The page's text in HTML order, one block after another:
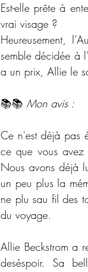
Est-elle prête à
vrai visage ?
Heureusement,
semble décidée à
a un prix, Allie le
📚📚 Mon avis :
Ce n'est déjà pas
ce que vous avez
Nous avons déjà
un peu plus la
ne plu sau fil des
du voyage.
Allie Beckstrom a
deséspoir. Sa